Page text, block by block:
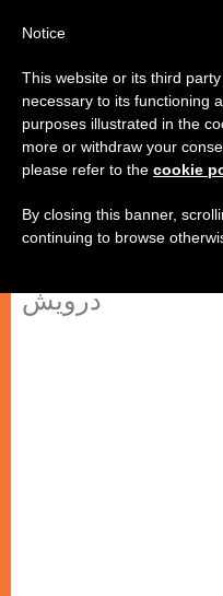
"أنظر! إني قد جعلت اليوم أمامك
الحياة والخير"
درويش
Notice
This website or its third
necessary to its functioning
purposes illustrated in the
more or withdraw your
please refer to the cookie
By closing this banner,
continuing to browse